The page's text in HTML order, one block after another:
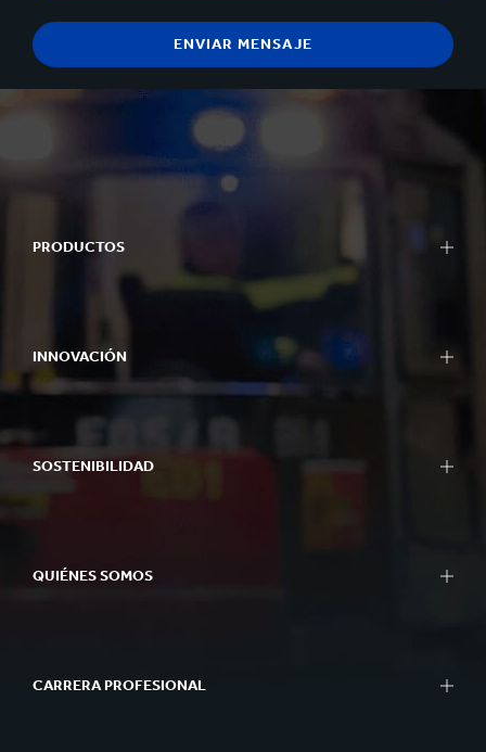
PRODUCTOS
INNOVACIÓN
SOSTENIBILIDAD
QUIÉNES SOMOS
CARRERA PROFESIONAL